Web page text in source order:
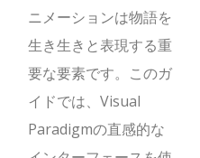
ニメーションは物語を
生き生きと表現する重
要な要素です。このガ
イドでは、Visual
Paradigmの直感的な